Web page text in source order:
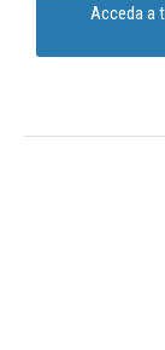
Acceda a